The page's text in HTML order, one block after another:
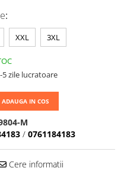
:
XXL 3XL
5 zile lucratoare
ADAUGA IN COS
M
/ 0761184183
Cere informatii